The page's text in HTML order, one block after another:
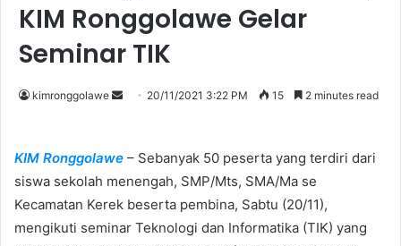
KIM Ronggolawe Gelar
Seminar TIK
kimronggolawe
d
a
n
e
20/11/2021 3:22 PM 15 2 minutes read
KIM Ronggolawe – Sebanyak 50 peserta yang terdiri dari
siswa sekolah menengah, SMP/Mts, SMA/Ma se
Kecamatan Kerek beserta pembina, Sabtu (20/11),
mengikuti seminar Teknologi dan Informatika (TIK) yang